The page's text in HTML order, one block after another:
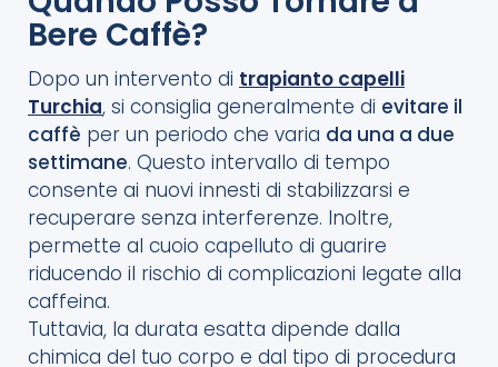
Bere Caffè?
Dopo un intervento di trapianto capelli
Turchia, si consiglia generalmente di evitare il
caffè per un periodo che varia da una a due
settimane. Questo intervallo di tempo
consente ai nuovi innesti di stabilizzarsi e
recuperare senza interferenze. Inoltre,
permette al cuoio capelluto di guarire
riducendo il rischio di complicazioni legate alla
caffeina.
Tuttavia, la durata esatta dipende dalla
chimica del tuo corpo e dal tipo di procedura